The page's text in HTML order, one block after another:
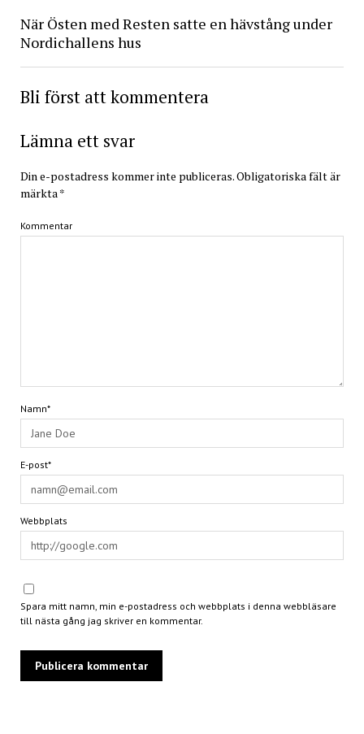
När Östen med Resten satte en hävstång under
Nordichallens hus
Bli först att kommentera
Lämna ett svar
Din e-postadress kommer inte publiceras.Obligatoriska fält är
märkta*
Kommentar
Namn*
E-post*
Webbplats
Spara mitt namn, min e-postadress och webbplats i denna webbläsare
till nästa gång jag skriver en kommentar.